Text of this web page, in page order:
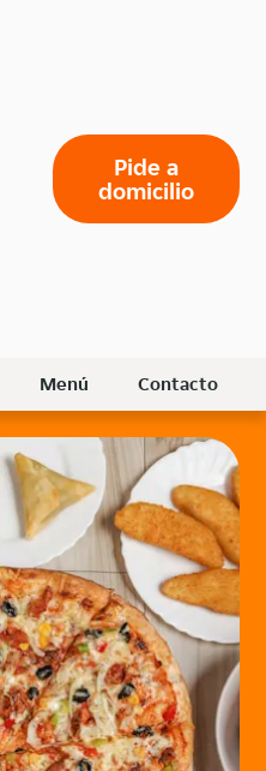
Pide a
domicilio
Menú Contacto